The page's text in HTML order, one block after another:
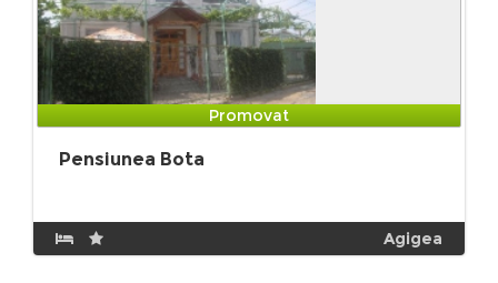
Promovat
Pensiunea Bota
Agigea